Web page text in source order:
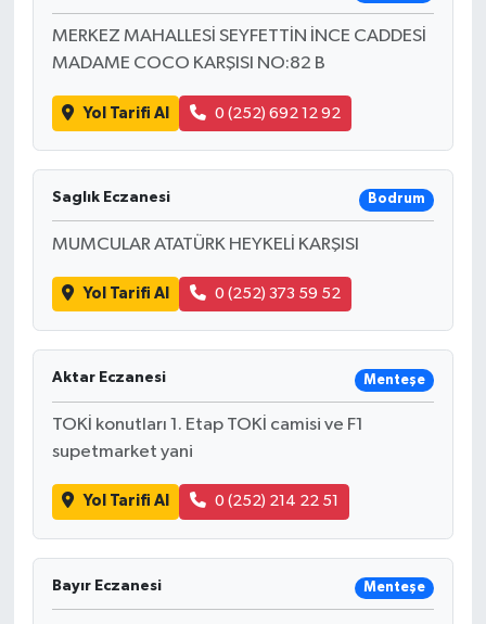
MERKEZ MAHALLESİ SEYFETTİN İNCE CADDESİ
MADAME COCO KARŞISI NO:82 B
Yol Tarifi Al 0 (252) 692 12 92
Saglık Eczanesi Bodrum
MUMCULAR ATATÜRK HEYKELİ KARŞISI
Yol Tarifi Al 0 (252) 373 59 52
Aktar Eczanesi Menteşe
TOKİ konutları 1. Etap TOKİ camisi ve F1
supetmarket yani
Yol Tarifi Al 0 (252) 214 22 51
Bayır Eczanesi Menteşe